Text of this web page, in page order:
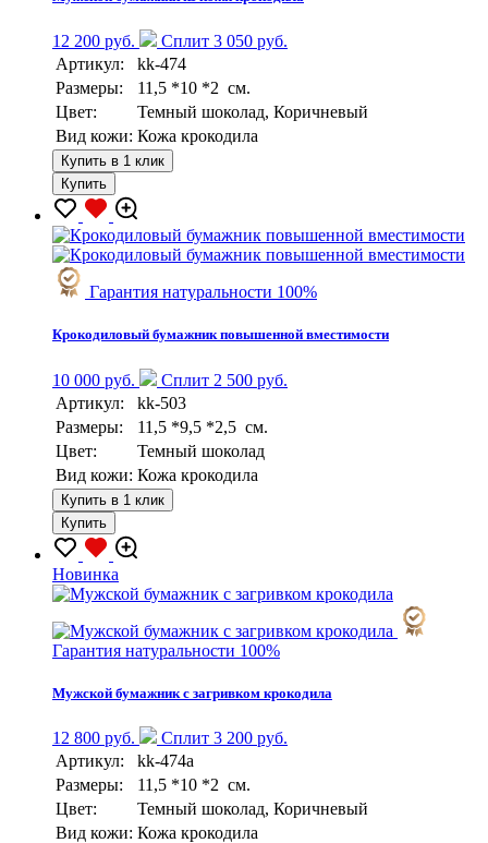
12 200 руб.
Сплит 3 050 руб.
Артикул:
kk-474
Размеры:
11,5 *10 *2 см.
Цвет:
Темный шоколад, Коричневый
Вид кожи: Кожа крокодила
Купить в 1 клик
Купить
Гарантия натуральности 100%
Крокодиловый бумажник повышенной вместимости
10 000 руб.
Сплит 2 500 руб.
Артикул:
kk-503
Размеры:
11,5 *9,5 *2,5 см.
Цвет:
Темный шоколад
Вид кожи: Кожа крокодила
Купить в 1 клик
Купить
Новинка
Гарантия натуральности 100%
Мужской бумажник с загривком крокодила
12 800 руб.
Сплит 3 200 руб.
Артикул:
kk-474a
Размеры:
11,5 *10 *2 см.
Цвет:
Темный шоколад, Коричневый
Вид кожи: Кожа крокодила